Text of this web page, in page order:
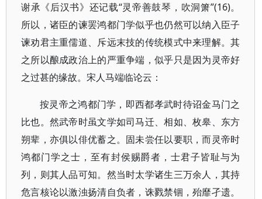
谢承《后汉书》还记载“灵帝善鼓琴，吹洞箫”(16)。
所以，诸臣的谏罢鸿都门学似乎也仍然可以纳入臣子
谏劝君主重儒道、斥远末技的传统模式中来理解。其
之所以酿成政治上的严重争端，似乎只是因为灵帝好
之过甚的缘故。宋人马端临论云：
按灵帝之鸿都门学，即西都孝武时待诏金马门之
比也。然武帝时虽文学如司马迁、相如、枚皋、东方
朔辈，亦俱以俳优蓄之。固未尝任以要职，而灵帝时
鸿都门学之士，至有封侯赐爵者，士君子皆耻与为
列，则其人品可知。然当时太学诸生三万余人，其持
危言核论以激浊扬清自负者，诛戮禁锢，殆靡孑遗。